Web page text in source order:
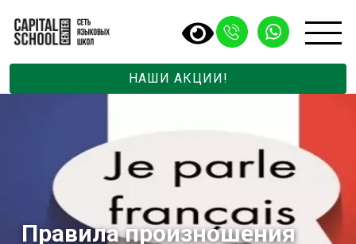
НАШИ АКЦИИ!
Правила произношения